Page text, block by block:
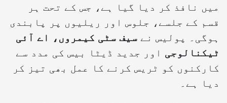
میں نافذ کر دیا گیا ہے، جس کے تحت ہر
قسم کے جلسے، جلوس اور ریلیوں پر پابندی
ہوگی۔ پولیس نے سیف سٹی کیمروں، اے آئی
ٹیکنالوجی اور جدید ڈیٹا بیس کی مدد سے
کارکنوں کو ٹریس کرنے کا عمل بھی تیز کر
دیا ہے۔